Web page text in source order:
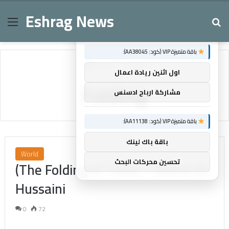
MenuEshrag News
Home/Folding
Folding
World
(The Folding of Time) – Manal Al-
Hussaini
0 72
×
باقة متميزة VIP (كود: AA38045):
اول اثنين ريادة اعمال
مشاركة ارباح ادسنس
باقة متميزة VIP (كود: AA11138):
باقة باك لينك
تحسين محركات البحث